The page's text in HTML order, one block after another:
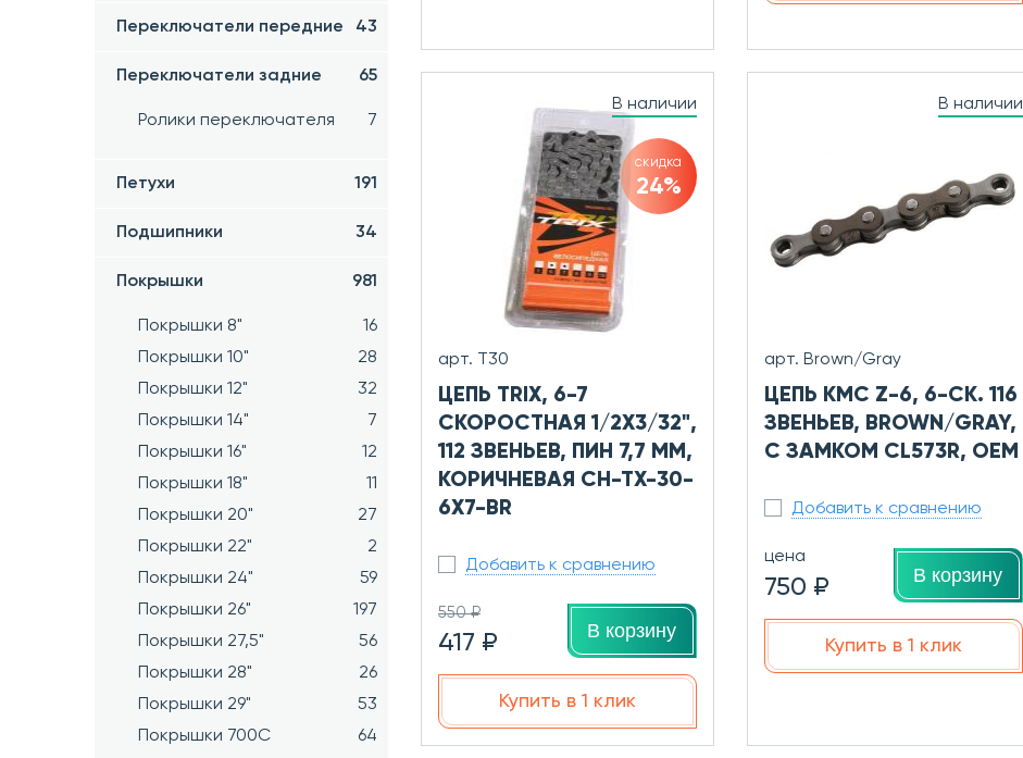
Переключатели передние 43
Переключатели задние 65
Ролики переключателя 7
Петухи 191
Подшипники 34
Покрышки 981
Покрышки 8"
16
Покрышки 10"
28
Покрышки 12"
32
Покрышки 14"
7
Покрышки 16"
12
Покрышки 18"
11
Покрышки 20"
27
Покрышки 22"
2
Покрышки 24"
59
Покрышки 26"
197
Покрышки 27,5"
56
Покрышки 28"
26
Покрышки 29"
53
Покрышки 700C
64
В наличии
скидка
24%
арт. T30
ЦЕПЬ TRIX, 6-7
СКОРОСТНАЯ 1/2Х3/32",
112 ЗВЕНЬЕВ, ПИН 7,7 ММ,
КОРИЧНЕВАЯ CH-TX-30-
6X7-BR
Добавить к сравнению
550 ₽
417 ₽ В корзину
Купить в 1 клик
В наличии
арт. Brown/Gray
ЦЕПЬ KMC Z-6, 6-СК. 116
ЗВЕНЬЕВ, BROWN/GRAY,
С ЗАМКОМ CL573R, OEM
Добавить к сравнению
цена
750 ₽ В корзину
Купить в 1 клик